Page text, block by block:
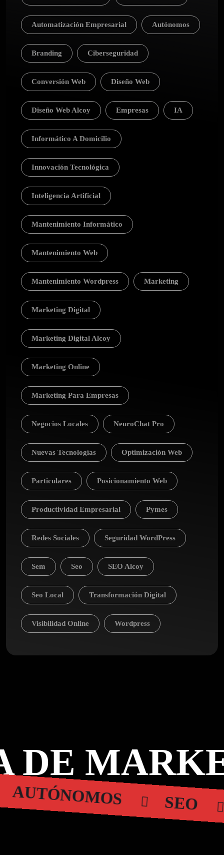
Automatización Empresarial Autónomos
Branding Ciberseguridad
Conversión Web Diseño Web
Diseño Web Alcoy Empresas IA
Informático A Domicilio
Innovación Tecnológica
Inteligencia Artificial
Mantenimiento Informático
Mantenimiento Web
Mantenimiento Wordpress Marketing
Marketing Digital
Marketing Digital Alcoy
Marketing Online
Marketing Para Empresas
Negocios Locales NeuroChat Pro
Nuevas Tecnologías Optimización Web
Particulares Posicionamiento Web
Productividad Empresarial Pymes
Redes Sociales Seguridad WordPress
Sem Seo SEO Alcoy
Seo Local Transformación Digital
Visibilidad Online Wordpress
AUTÓNOMOS SEO